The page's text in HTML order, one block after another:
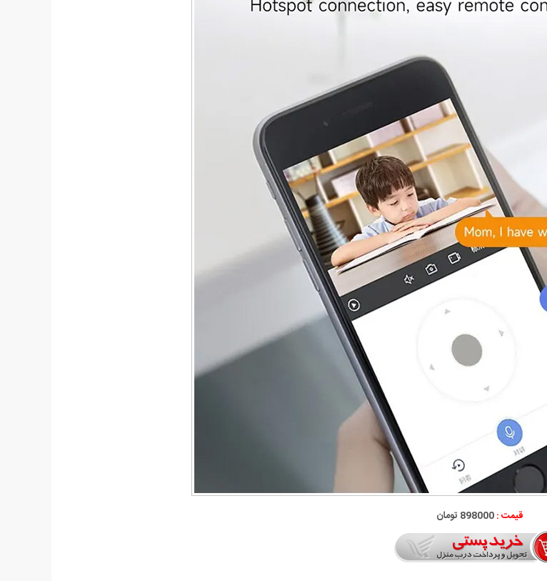
قیمت :898000 تومان